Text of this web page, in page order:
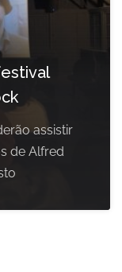
assistir
de Alfred